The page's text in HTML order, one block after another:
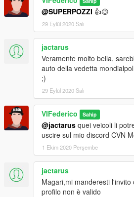
@SUPERPOZZI 👍😉
29 Eylül 2020 Salı
jactarus
Veramente molto bella,
auto della vedetta
;)
29 Eylül 2020 Salı
VIFederico Sahip
@jactarus quei veicoli li
uscire sul mio discord CVN
1 Ekim 2020 Perşembe
jactarus
Magari,mi manderesti l'invito
profilo non è valido